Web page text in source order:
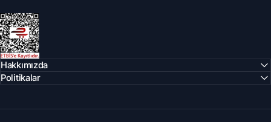
Can Foto Stüdyo ve Reklam Malzemeleri
Hakkımızda
Politikalar